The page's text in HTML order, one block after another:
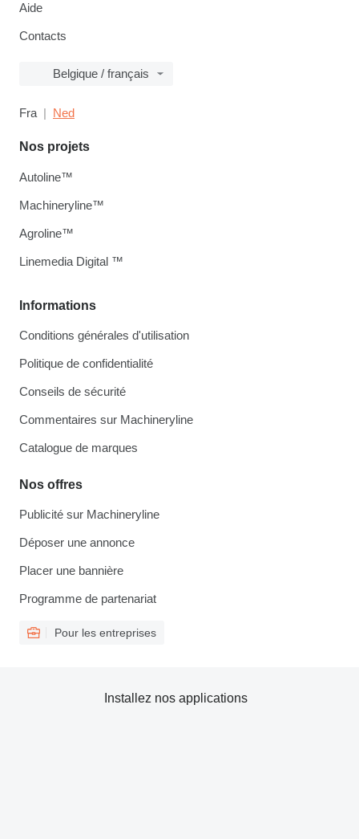
Aide
Contacts
Belgique / français
Fra Ned
Informations
Conditions générales d'utilisation
Politique de confidentialité
Conseils de sécurité
Commentaires sur Machineryline
Catalogue de marques
Nos offres
Publicité sur Machineryline
Déposer une annonce
Placer une bannière
Programme de partenariat
Pour les entreprises
Nos projets
Autoline™
Machineryline™
Agroline™
Linemedia Digital ™
Installez nos applications